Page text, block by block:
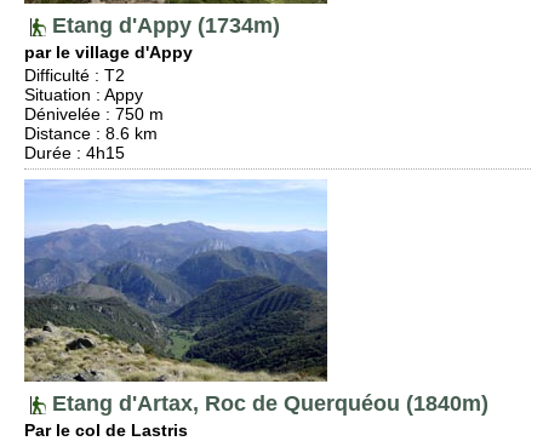
Etang d'Appy (1734m)
par le village d'Appy
Difficulté : T2
Situation : Appy
Dénivelée : 750 m
Distance : 8.6 km
Durée : 4h15
Etang d'Artax, Roc de Querquéou (1840m)
Par le col de Lastris